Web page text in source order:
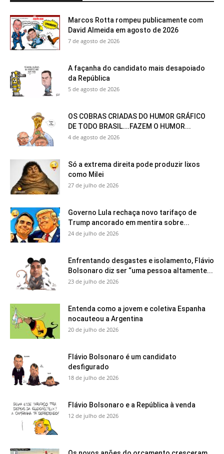
Marcos Rotta rompeu publicamente com
David Almeida em agosto de 2026
7 de agosto de 2026
A façanha do candidato mais desapoiado
da República
5 de agosto de 2026
OS COBRAS CRIADAS DO HUMOR GRÁFICO
DE TODO BRASIL….FAZEM O HUMOR...
4 de agosto de 2026
Só a extrema direita pode produzir lixos
como Milei
27 de julho de 2026
Governo Lula rechaça novo tarifaço de
Trump ancorado em mentira sobre...
24 de julho de 2026
Enfrentando desgastes e isolamento, Flávio
Bolsonaro diz ser “uma pessoa altamente...
23 de julho de 2026
Entenda como a jovem e coletiva Espanha
nocauteou a Argentina
20 de julho de 2026
Flávio Bolsonaro é um candidato
desfigurado
18 de julho de 2026
Flávio Bolsonaro e a República à venda
12 de julho de 2026